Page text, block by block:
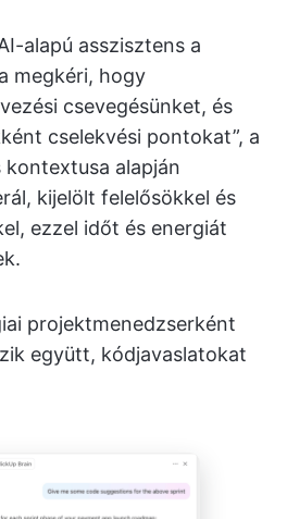
alapú asszisztens a
megkéri, hogy
csevegésünket, és
cselekvési pontokat”, a
kontextusa alapján
kijelölt felelősökkel és
ezzel időt és energiát
projektmenedzserként
együtt, kódjavaslatokat